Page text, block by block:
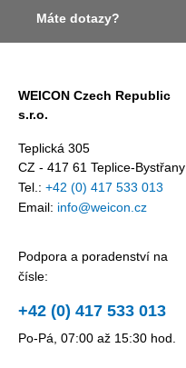
Máte dotazy?
WEICON Czech Republic
s.r.o.
Teplická 305
CZ - 417 61 Teplice-Bystřany
Tel.: +42 (0) 417 533 013
Email: info@weicon.cz
Podpora a poradenství na
čísle:
+42 (0) 417 533 013
Po-Pá, 07:00 až 15:30 hod.